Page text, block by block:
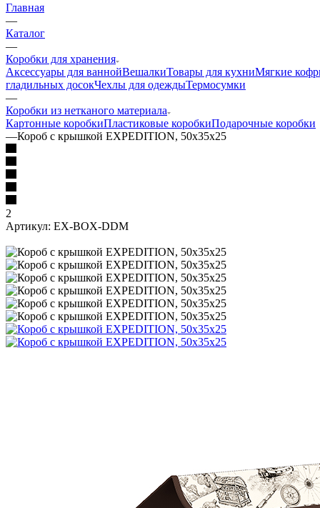
Главная
—
Каталог
—
Коробки для хранения
Аксессуары для ваннойВешалкиТовары для кухниМягкие
гладильных досокЧехлы для одеждыТермосумки
—
Коробки из нетканого материала
Картонные коробкиПластиковые коробкиПодарочные коробки
—Короб с крышкой EXPEDITION, 50х35х25
2
Артикул: EX-BOX-DDM